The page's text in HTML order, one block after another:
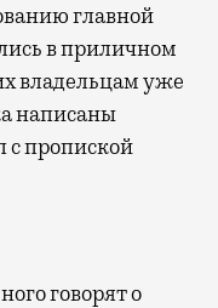
главной
в приличном
владельцам уже
написаны
с пропиской
говорят о